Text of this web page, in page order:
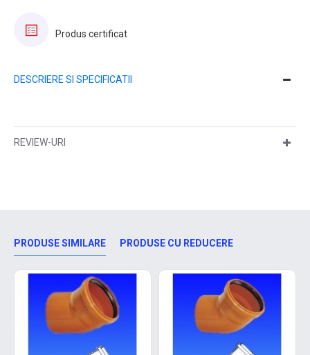
Produs certificat
DESCRIERE SI SPECIFICATII
REVIEW-URI
PRODUSE SIMILARE PRODUSE CU REDUCERE